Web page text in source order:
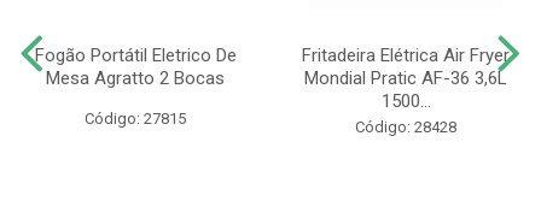
Fogão Portátil Eletrico De
Mesa Agratto 2 Bocas
Código: 27815
Fritadeira Elétrica Air Fryer
Mondial Pratic AF-36 3,6L
1500...
Código: 28428